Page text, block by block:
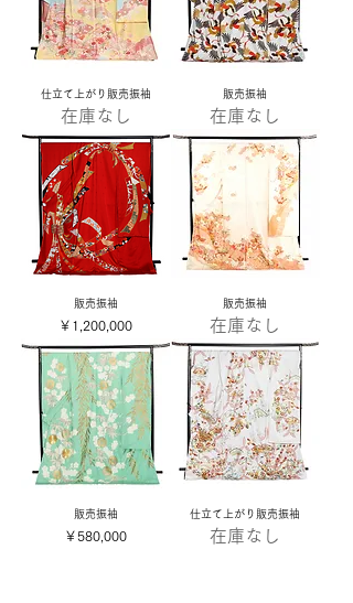
仕立て上がり販売振袖
在庫なし
販売振袖
在庫なし
販売振袖
価格
￥1,200,000
販売振袖
在庫なし
販売振袖
価格
￥580,000
仕立て上がり販売振袖
在庫なし